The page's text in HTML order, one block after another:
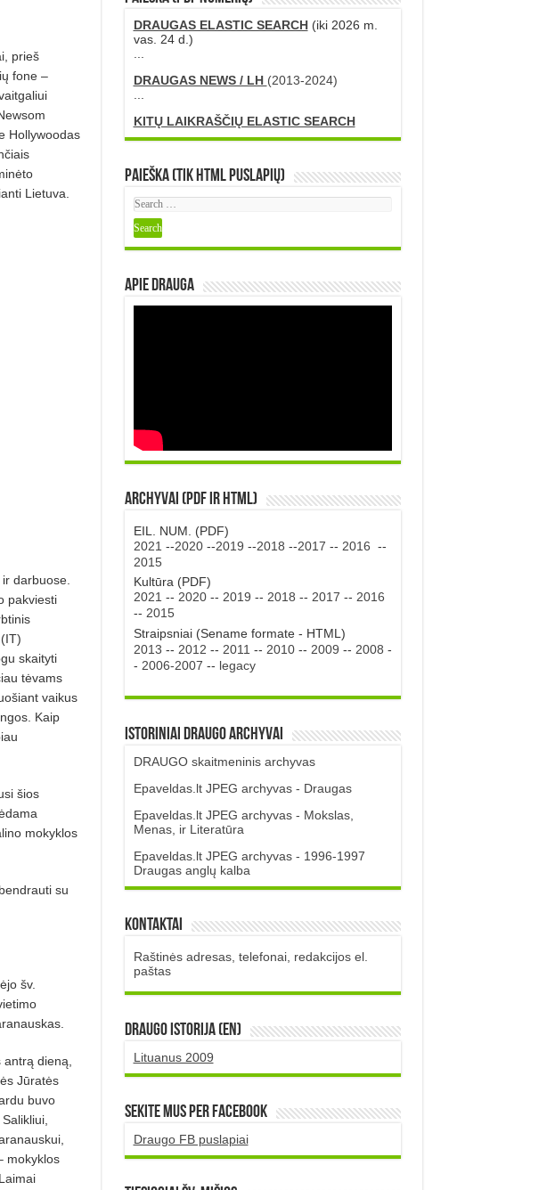
prieš
fone –
Hollywoodas
Lietuva.
darbuose.
pakviesti
skaityti
tėvams
vaikus
Kaip
šios
mokyklos
su
šv.
dieną,
Jūratės
buvo
mokyklos
DRAUGAS ELASTIC SEARCH(iki 2026 m.
vas. 24 d.)
...
DRAUGAS NEWS / LH (2013-2024)
...
KITŲ LAIKRAŠČIŲ ELASTIC SEARCH
Paieška (tik HTML puslapių)
Apie DRAUGA
Archyvai (PDF ir HTML)
EIL. NUM. (PDF)
2021 --2020--2019 --2018 --2017 -- 2016 --
2015
Kultūra (PDF)
2021 -- 2020-- 2019 -- 2018 -- 2017 -- 2016
-- 2015
Straipsniai (Sename formate - HTML)
2013 -- 2012 -- 2011 -- 2010-- 2009 -- 2008 -
- 2006-2007 -- legacy
Istoriniai DRAUGO Archyvai
DRAUGO skaitmeninis archyvas
Epaveldas.lt JPEG archyvas - Draugas
Epaveldas.lt JPEG archyvas - Mokslas,
Menas, ir Literatūra
Epaveldas.lt JPEG archyvas - 1996-1997
Draugas anglų kalba
Kontaktai
Raštinės adresas, telefonai, redakcijos el.
paštas
DRAUGO istorija (EN)
Lituanus 2009
Sekite mus per Facebook
Draugo FB puslapiai